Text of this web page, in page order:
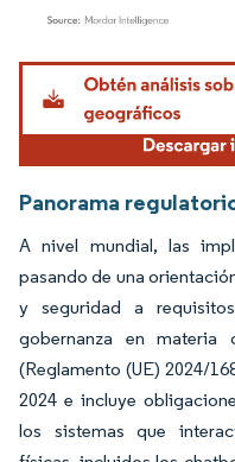
Imagen © Mordor Intelligence. El
Panorama
A nivel mundial, las
pasando de una
y seguridad a
gobernanza en
(Reglamento (UE) 2024/
2024 e incluye
los sistemas que